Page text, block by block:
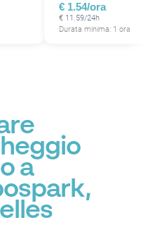
€ 1.54/ora
€ 11.59/24h
Durata minima: 1 ora
a